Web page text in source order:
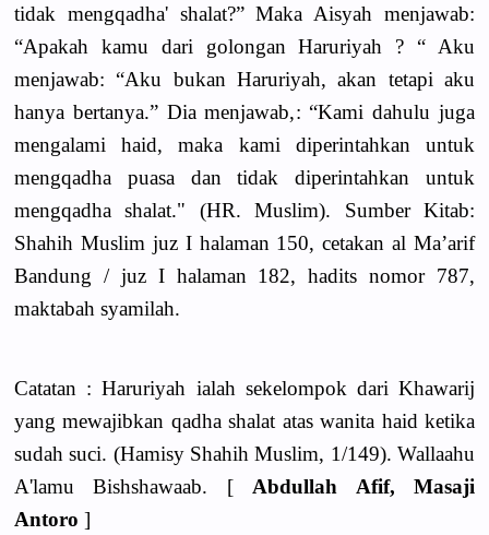
tidak mengqadha' shalat?” Maka Aisyah menjawab:
“Apakah kamu dari golongan Haruriyah ? “ Aku
menjawab: “Aku bukan Haruriyah, akan tetapi aku
hanya bertanya.” Dia menjawab,: “Kami dahulu juga
mengalami haid, maka kami diperintahkan untuk
mengqadha puasa dan tidak diperintahkan untuk
mengqadha shalat." (HR. Muslim). Sumber Kitab:
Shahih Muslim juz I halaman 150, cetakan al Ma’arif
Bandung / juz I halaman 182, hadits nomor 787,
maktabah syamilah.
Catatan : Haruriyah ialah sekelompok dari Khawarij
yang mewajibkan qadha shalat atas wanita haid ketika
sudah suci. (Hamisy Shahih Muslim, 1/149). Wallaahu
A'lamu Bishshawaab. [ Abdullah Afif, Masaji
Antoro ]